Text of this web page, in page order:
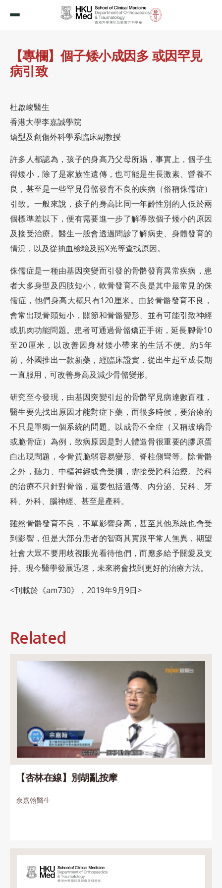
【專欄】個子矮小成因多 或因罕見
病引致
杜啟峻醫生
香港大學李嘉誠學院
矯型及創傷外科學系臨床副教授
許多人都認為，孩子的身高乃父母所賜，事實上，個子生
得矮小，除了是家族性遺傳，也可能是生長激素、營養不
良，甚至是一些罕見骨骼發育不良的疾病（俗稱侏儒症）
引致。一般來說，孩子的身高比同一年齡性別的人低於兩
個標準差以下，便有需要進一步了解導致個子矮小的原因
及接受治療。醫生一般會透過問診了解病史、身體發育的
情況，以及從抽血檢驗及照X光等查找原因。
侏儒症是一種由基因突變而引發的骨骼發育異常疾病，患
者大多身型及四肢短小，軟骨發育不良是其中最常見的侏
儒症，他們身高大概只有120厘米。由於骨骼發育不良，
會常出現骨頭短小，關節和骨骼變形、並有可能引致神經
或肌肉功能問題。患者可通過骨骼矯正手術，延長腳骨10
至20厘米，以改善因身材矮小帶來的生活不便。約5年
前，外國推出一款新藥，經臨床證實，從出生起至成長期
一直服用，可改善身高及減少骨骼變形。
研究至今發現，由基因突變引起的骨骼罕見病達數百種，
醫生要先找出原因才能對症下藥，而很多時候，要治療的
不只是單獨一個系統的問題。以成骨不全症（又稱玻璃骨
或脆骨症）為例，致病原因是對人體造骨很重要的膠原蛋
白出現問題，令骨質脆弱容易變形、脊柱側彎等。除骨骼
之外，聽力、中樞神經或會受損，需接受跨科治療。跨科
的治療不只針對骨骼，還要包括遺傳、內分泌、兒科、牙
科、外科、腦神經、甚至是產科。
雖然骨骼發育不良，不單影響身高，甚至其他系統也會受
到影響，但是大部分患者的智商其實跟平常人無異，期望
社會大眾不要用歧視眼光看待他們，而應多給予關愛及支
持。現今醫學發展迅速，未來將會找到更好的治療方法。
<刊載於《am730》，2019年9月9日>
Related
【杏林在線】別胡亂按摩
佘嘉翰醫生